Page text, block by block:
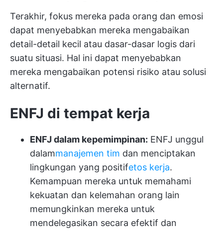
Terakhir, fokus mereka pada orang dan emosi
dapat menyebabkan mereka mengabaikan
detail-detail kecil atau dasar-dasar logis dari
suatu situasi. Hal ini dapat menyebabkan
mereka mengabaikan potensi risiko atau solusi
alternatif.
ENFJ di tempat kerja
ENFJ dalam kepemimpinan: ENFJ unggul
dalammanajemen tim dan menciptakan
lingkungan yang positifetos kerja.
Kemampuan mereka untuk memahami
kekuatan dan kelemahan orang lain
memungkinkan mereka untuk
mendelegasikan secara efektif dan